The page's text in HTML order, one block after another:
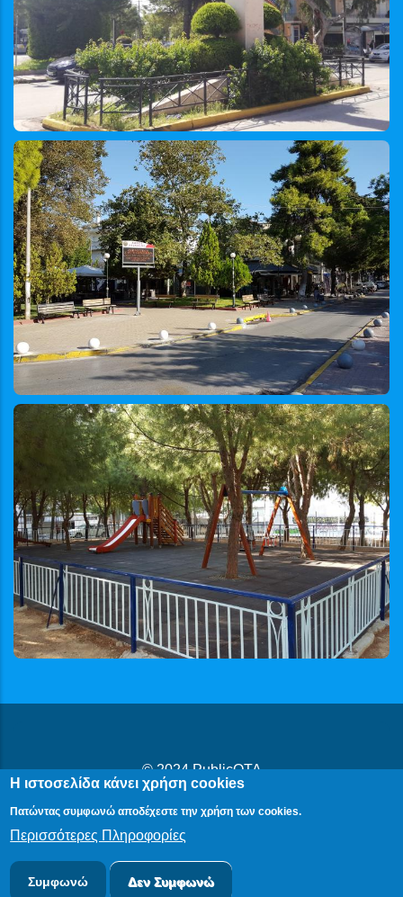
© 2024PublicOTA
Δήλωση Προβασιμότητας|Cookies|Πολιτική Προστασίας
Προσωπικών Δεδομένων
Η ιστοσελίδα κάνει χρήση cookies
Πατώντας συμφωνώ αποδέχεστε την χρήση των cookies.
Περισσότερες Πληροφορίες
Συμφωνώ Δεν Συμφωνώ